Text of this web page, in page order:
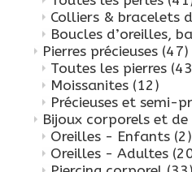
Colliers & bracelets
Boucles d’oreilles,
Pierres précieuses (47)
Toutes les pierres
Moissanites (12)
Précieuses et semi-
Bijoux corporels et de
Oreilles - Enfants (2)
Oreilles - Adultes